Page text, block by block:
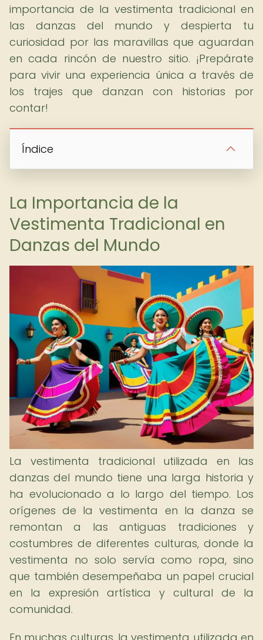
importancia de la vestimenta tradicional en
las danzas del mundo y despierta tu
curiosidad por las maravillas que aguardan
en cada rincón de nuestro sitio. ¡Prepárate
para vivir una experiencia única a través de
los trajes que danzan con historias por
contar!
Índice
La Importancia de la
Vestimenta Tradicional en
Danzas del Mundo
La vestimenta tradicional utilizada en las
danzas del mundo tiene una larga historia y
ha evolucionado a lo largo del tiempo. Los
orígenes de la vestimenta en la danza se
remontan a las antiguas tradiciones y
costumbres de diferentes culturas, donde la
vestimenta no solo servía como ropa, sino
que también desempeñaba un papel crucial
en la expresión artística y cultural de la
comunidad.